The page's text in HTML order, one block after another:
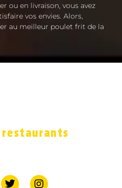
ou en livraison, vous avez
vos envies. Alors,
au meilleur poulet frit de la
restaurants